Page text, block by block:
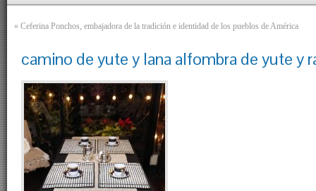
« Ceferina Ponchos, embajadora de la tradición e identidad de los pueblos de América
camino de yute y lana alfombra de yute y